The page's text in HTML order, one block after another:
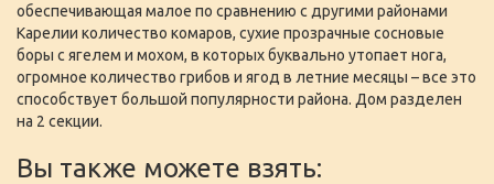
обеспечивающая малое по сравнению с другими районами
Карелии количество комаров, сухие прозрачные сосновые
боры с ягелем и мохом, в которых буквально утопает нога,
огромное количество грибов и ягод в летние месяцы – все это
способствует большой популярности района. Дом разделен
на 2 секции.
Вы также можете взять: